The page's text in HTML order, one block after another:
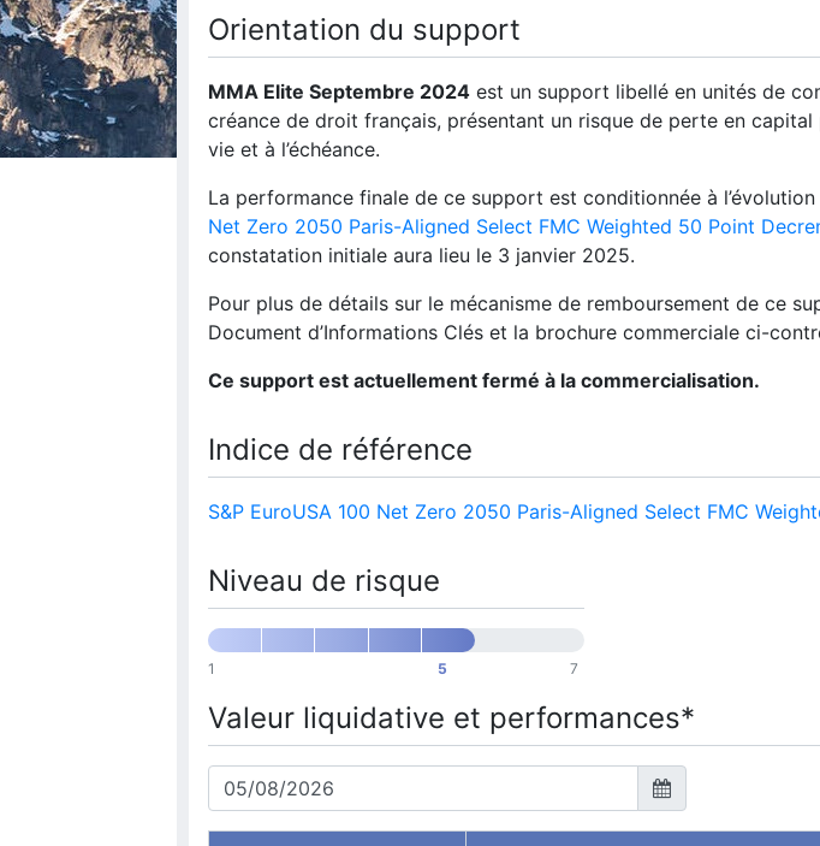
Orientation du support
MMA Elite Septembre 2024 est un support libellé en unités de
créance de droit français, présentant un risque de perte en
vie et à l’échéance.
La performance finale de ce support est conditionnée à
Net Zero 2050 Paris-Aligned Select FMC Weighted 50 Point
constatation initiale aura lieu le 3 janvier 2025.
Pour plus de détails sur le mécanisme de remboursement de ce
Document d’Informations Clés et la brochure commerciale ci-
Ce support est actuellement fermé à la commercialisation.
Indice de référence
S&P EuroUSA 100 Net Zero 2050 Paris-Aligned Select FMC
Niveau de risque
1 5 7
Valeur liquidative et performances*